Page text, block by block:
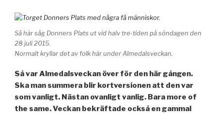
Så här såg Donners Plats ut vid halv tre-tiden på söndagen den
28 juli 2015.
Normalt kryllar det av folk här under Almedalsveckan.
Så var Almedalsveckan över för den här gången.
Ska man summera blir kortversionen att den var
som vanligt. Nästan ovanligt vanlig. Bara more of
the same. Veckan bekräftade också en gammal